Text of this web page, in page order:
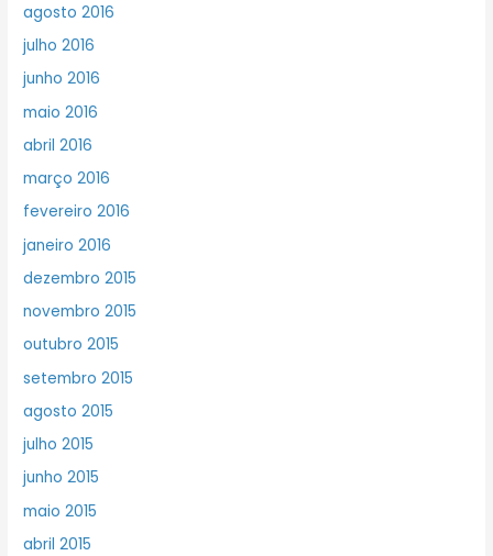
agosto 2016
julho 2016
junho 2016
maio 2016
abril 2016
março 2016
fevereiro 2016
janeiro 2016
dezembro 2015
novembro 2015
outubro 2015
setembro 2015
agosto 2015
julho 2015
junho 2015
maio 2015
abril 2015